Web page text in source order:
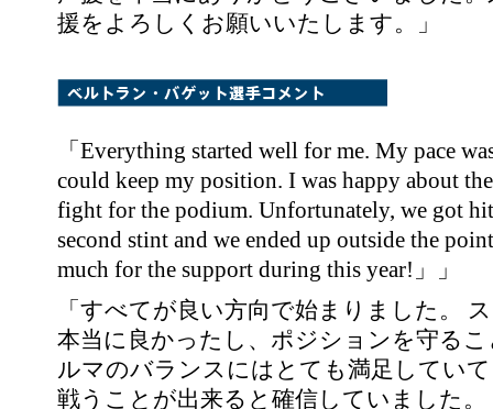
援をよろしくお願いいたします。」
「Everything started well for me. My pace
could keep my position. I was happy about
fight for the podium. Unfortunately, we got
second stint and we ended up outside the
much for the support during this year!」」
「すべてが良い方向で始まりました。
本当に良かったし、ポジションを守る
ルマのバランスにはとても満足してい
戦うことが出来ると確信していました